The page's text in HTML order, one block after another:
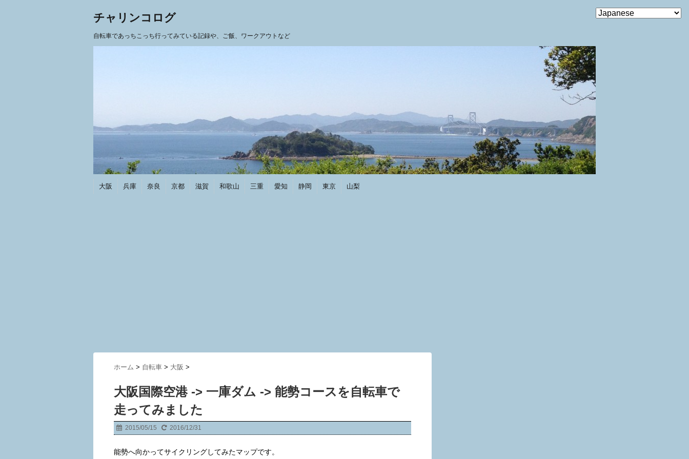
チャリンコログ
自転車であっちこっち行ってみている記録や、ご飯、ワークアウトなど
大阪 兵庫 奈良 京都 滋賀 和歌山 三重 愛知 静岡 東京 山梨
ホーム > 自転車 > 大阪 >
大阪国際空港 -> 一庫ダム -> 能勢コースを自転車で
走ってみました
2015/05/15 2016/12/31
能勢へ向かってサイクリングしてみたマップです。